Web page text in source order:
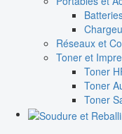
Réseaux et
Toner et
Toner
Toner
Toner